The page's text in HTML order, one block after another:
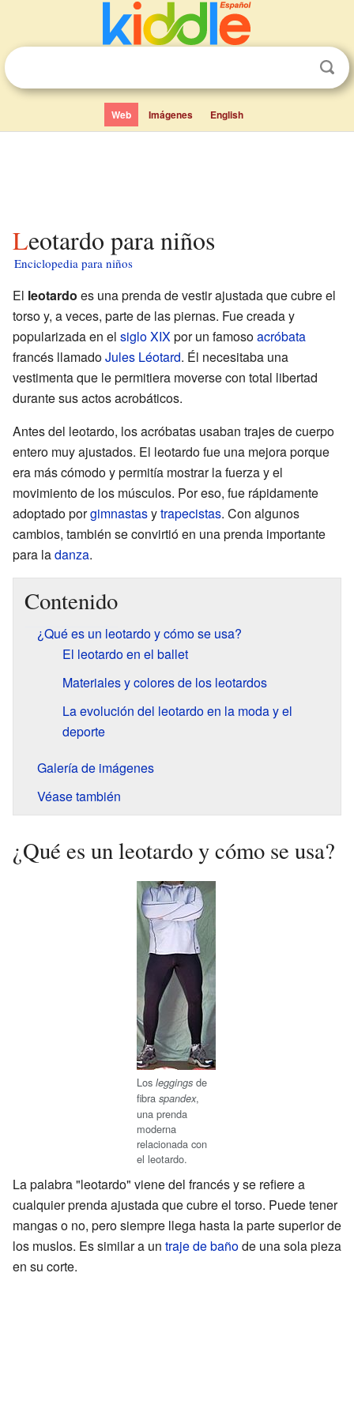
Web Imágenes English
Leotardo para niños
Enciclopedia para niños
El leotardo es una prenda de vestir ajustada que cubre el
torso y, a veces, parte de las piernas. Fue creada y
popularizada en el siglo XIXpor un famosoacróbata
francés llamadoJules Léotard. Él necesitaba una
vestimenta que le permitiera moverse con total libertad
durante sus actos acrobáticos.
Antes del leotardo, los acróbatas usaban trajes de cuerpo
entero muy ajustados. El leotardo fue una mejora porque
era más cómodo y permitía mostrar la fuerza y el
movimiento de los músculos. Por eso, fue rápidamente
adoptado porgimnastasytrapecistas. Con algunos
cambios, también se convirtió en una prenda importante
para ladanza.
Contenido
¿Qué es un leotardo y cómo se usa?
El leotardo en el ballet
Materiales y colores de los leotardos
La evolución del leotardo en la moda y el
deporte
Galería de imágenes
Véase también
¿Qué es un leotardo y cómo se usa?
Los leggings de
fibra spandex,
una prenda
moderna
relacionada con
el leotardo.
La palabra "leotardo" viene del francés y se refiere a
cualquier prenda ajustada que cubre el torso. Puede tener
mangas o no, pero siempre llega hasta la parte superior de
los muslos. Es similar a un traje de bañode una sola pieza
en su corte.